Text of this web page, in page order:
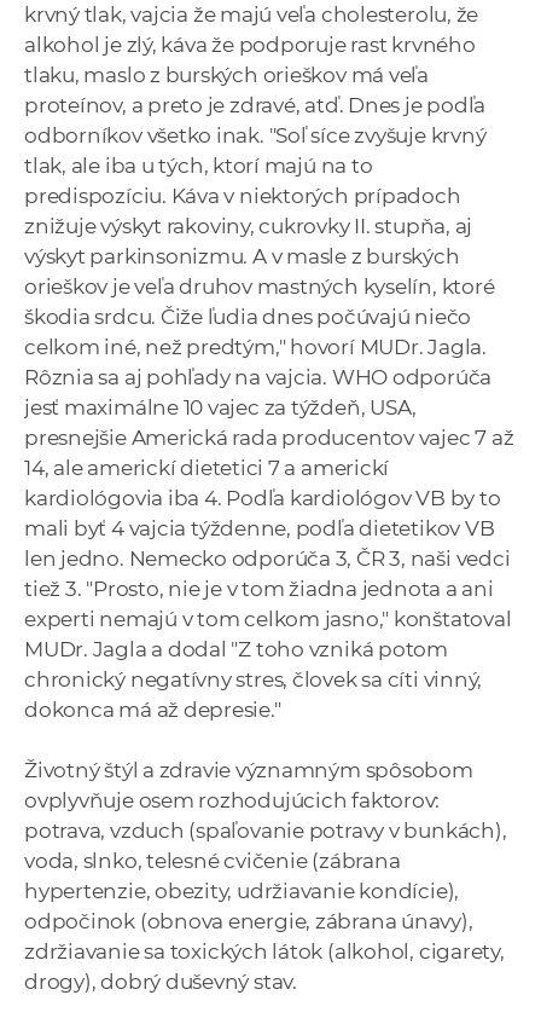
krvný tlak, vajcia že majú veľa cholesterolu, že
alkohol je zlý, káva že podporuje rast krvného
tlaku, maslo z burských orieškov má veľa
proteínov, a preto je zdravé, atď. Dnes je podľa
odborníkov všetko inak. "Soľ síce zvyšuje krvný
tlak, ale iba u tých, ktorí majú na to
predispozíciu. Káva v niektorých prípadoch
znižuje výskyt rakoviny, cukrovky II. stupňa, aj
výskyt parkinsonizmu. A v masle z burských
orieškov je veľa druhov mastných kyselín, ktoré
škodia srdcu. Čiže ľudia dnes počúvajú niečo
celkom iné, než predtým," hovorí MUDr. Jagla.
Rôznia sa aj pohľady na vajcia. WHO odporúča
jesť maximálne 10 vajec za týždeň, USA,
presnejšie Americká rada producentov vajec 7 až
14, ale americkí dietetici 7 a americkí
kardiológovia iba 4. Podľa kardiológov VB by to
mali byť 4 vajcia týždenne, podľa dietetikov VB
len jedno. Nemecko odporúča 3, ČR 3, naši vedci
tiež 3. "Prosto, nie je v tom žiadna jednota a ani
experti nemajú v tom celkom jasno," konštatoval
MUDr. Jagla a dodal "Z toho vzniká potom
chronický negatívny stres, človek sa cíti vinný,
dokonca má až depresie."
Životný štýl a zdravie významným spôsobom
ovplyvňuje osem rozhodujúcich faktorov:
potrava, vzduch (spaľovanie potravy v bunkách),
voda, slnko, telesné cvičenie (zábrana
hypertenzie, obezity, udržiavanie kondície),
odpočinok (obnova energie, zábrana únavy),
zdržiavanie sa toxických látok (alkohol, cigarety,
drogy), dobrý duševný stav.